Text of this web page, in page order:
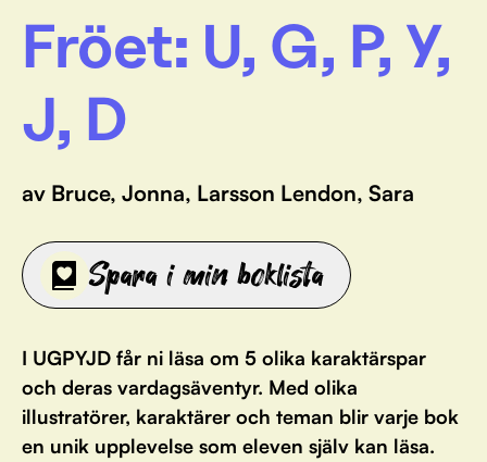
Fröet: U, G, P, Y,
J, D
av Bruce, Jonna, Larsson Lendon, Sara
Spara i min boklista
I UGPYJD får ni läsa om 5 olika karaktärspar
och deras vardagsäventyr. Med olika
illustratörer, karaktärer och teman blir varje bok
en unik upplevelse som eleven själv kan läsa.